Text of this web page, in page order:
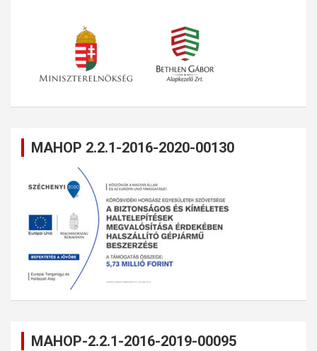
MAHOP 2.2.1-2016-2020-00130
MAHOP-2.2.1-2016-2019-00095